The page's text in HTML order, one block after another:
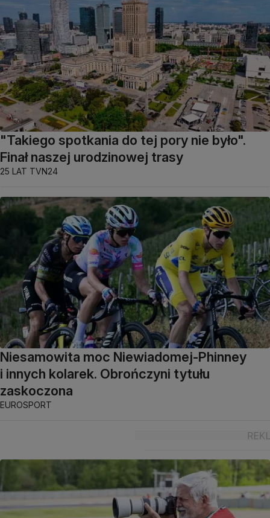
"Takiego spotkania do tej pory nie było".
Finał naszej urodzinowej trasy
25 LAT TVN24
Niesamowita moc Niewiadomej-Phinney
i innych kolarek. Obrończyni tytułu
zaskoczona
EUROSPORT